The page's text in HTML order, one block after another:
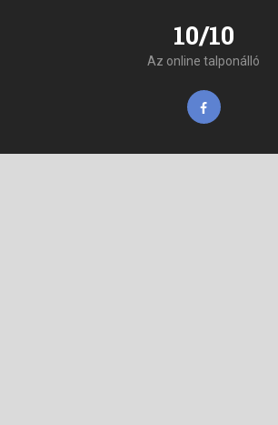
10/10
Az online talponálló